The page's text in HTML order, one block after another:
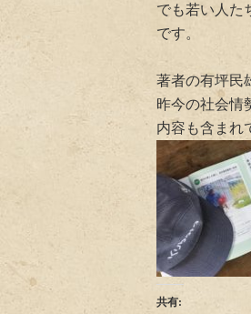
でも若い人た
です。
著者の有坪民
昨今の社会情
内容も含まれ
共有: